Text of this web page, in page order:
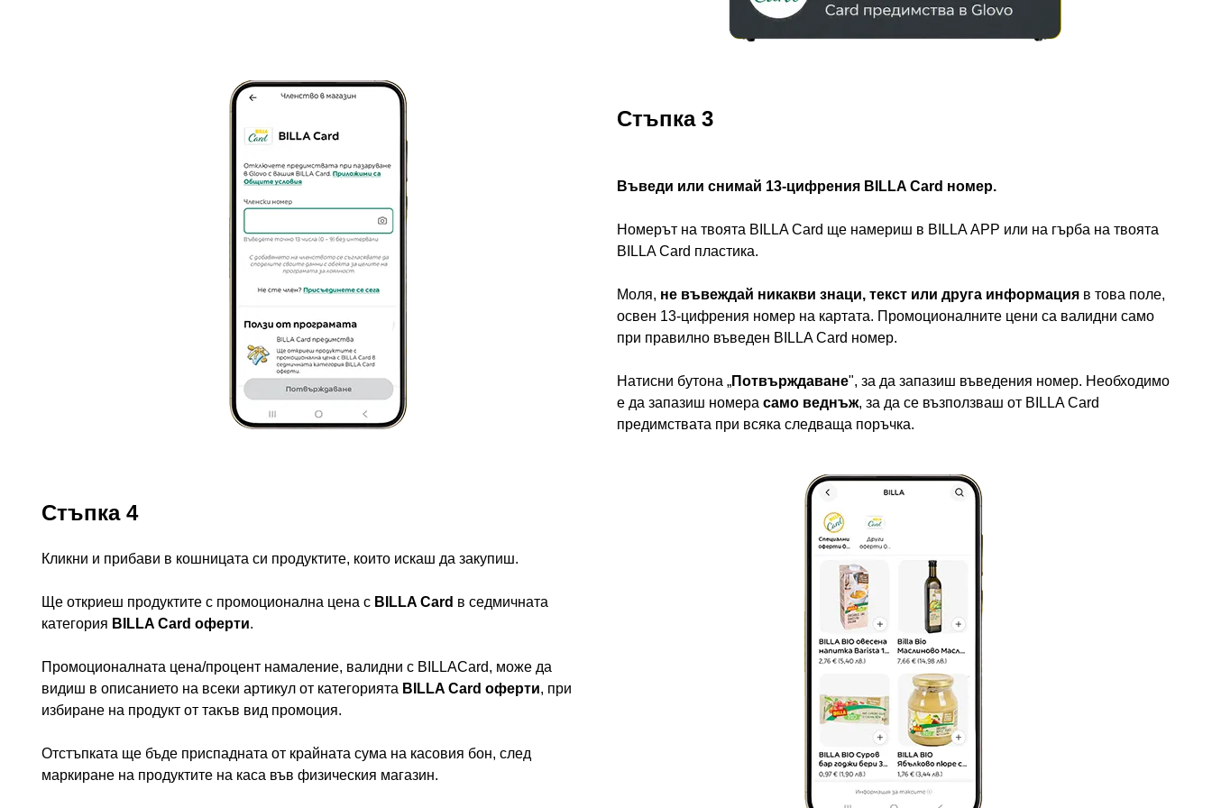
Стъпка 3
Въведи или снимай 13-цифрения BILLA Card номер.
Номерът на твоята BILLA Card ще намериш в BILLA АРР или на гърба на твоята
BILLA Card пластика.
Моля, не въвеждай никакви знаци, текст или друга информация в това поле,
освен 13-цифрения номер на картата. Промоционалните цени са валидни само
при правилно въведен BILLA Card номер.
Натисни бутона „Потвърждаване", за да запазиш въведения номер. Необходимо
е да запазиш номера само веднъж, за да се възползваш от BILLA Card
предимствата при всяка следваща поръчка.
Стъпка 4
Кликни и прибави в кошницата си продуктите, които искаш да закупиш.
Ще откриеш продуктите с промоционална цена с BILLA Card в седмичната
категория BILLA Card оферти.
Промоционалната цена/процент намаление, валидни с BILLACard, може да
видиш в описанието на всеки артикул от категорията BILLA Card оферти, при
избиране на продукт от такъв вид промоция.
Отстъпката ще бъде приспадната от крайната сума на касовия бон, след
маркиране на продуктите на каса във физическия магазин.